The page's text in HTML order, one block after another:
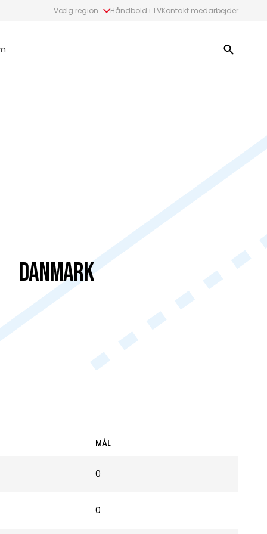
Vælg region Håndbold i TVKontakt medarbejder
DANMARK
MÅL
0
0